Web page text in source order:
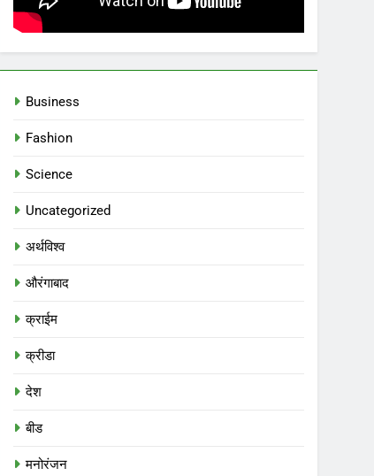
Business
Fashion
Science
Uncategorized
अर्थविश्व
औरंगाबाद
क्राईम
क्रीडा
देश
बीड
मनोरंजन